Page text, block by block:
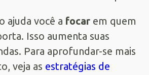
ajuda você a focar em quem
Isso aumenta suas
Para aprofundar-se mais
veja as estratégias de